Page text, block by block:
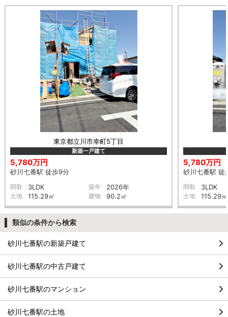
東京都立川市幸町5丁目
新築一戸建て
5,780万円
砂川七番駅 徒歩9分
間取 3LDK 築年 2026年
土地 115.29㎡ 建物 90.2㎡
5,780万円
砂川七番駅 徒
間取 3LDK
土地 115.29㎡
類似の条件から検索
砂川七番駅の新築戸建て
砂川七番駅の中古戸建て
砂川七番駅のマンション
砂川七番駅の土地